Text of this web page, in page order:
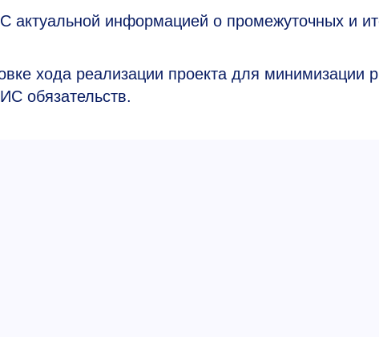
информацией о промежуточных и
хода реализации проекта для минимизации
обязательств.